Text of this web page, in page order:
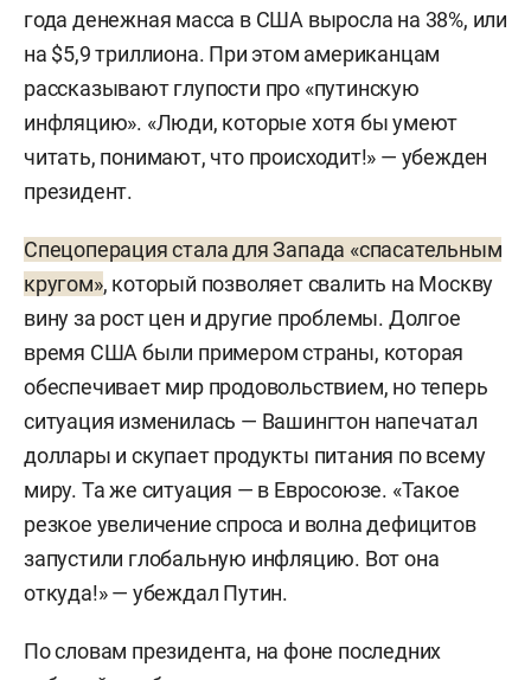
года денежная масса в США выросла на 38%, или
на $5,9 триллиона. При этом американцам
рассказывают глупости про «путинскую
инфляцию». «Люди, которые хотя бы умеют
читать, понимают, что происходит!» — убежден
президент.
Спецоперация стала для Запада «спасательным
кругом», который позволяет свалить на Москву
вину за рост цен и другие проблемы. Долгое
время США были примером страны, которая
обеспечивает мир продовольствием, но теперь
ситуация изменилась — Вашингтон напечатал
доллары и скупает продукты питания по всему
миру. Та же ситуация — в Евросоюзе. «Такое
резкое увеличение спроса и волна дефицитов
запустили глобальную инфляцию. Вот она
откуда!» — убеждал Путин.
По словам президента, на фоне последних